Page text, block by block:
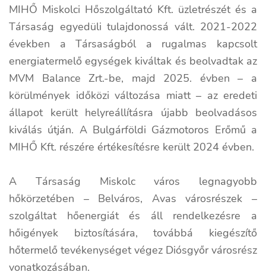
MIHŐ Miskolci Hőszolgáltató Kft. üzletrészét és a
Társaság egyedüli tulajdonossá vált. 2021-2022
években a Társaságból a rugalmas kapcsolt
energiatermelő egységek kiváltak és beolvadtak az
MVM Balance Zrt.-be, majd 2025. évben – a
körülmények időközi változása miatt – az eredeti
állapot került helyreállításra újabb beolvadásos
kiválás útján. A Bulgárföldi Gázmotoros Erőmű a
MIHŐ Kft. részére értékesítésre került 2024 évben.
A Társaság Miskolc város legnagyobb
hőkörzetében – Belváros, Avas városrészek –
szolgáltat hőenergiát és áll rendelkezésre a
hőigények biztosítására, továbbá kiegészítő
hőtermelő tevékenységet végez Diósgyőr városrész
vonatkozásában.